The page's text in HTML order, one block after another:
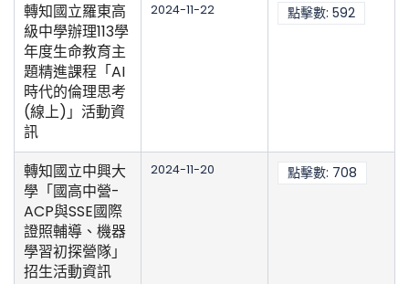
轉知國立羅東高
級中學辦理113學
年度生命教育主
題精進課程「AI
時代的倫理思考
(線上)」活動資
訊
2024-11-22 點擊數: 592
轉知國立中興大
學「國高中營-
ACP與SSE國際
證照輔導、機器
學習初探營隊」
招生活動資訊
2024-11-20 點擊數: 708